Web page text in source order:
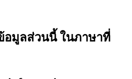
อมูลส่วนนี้ ในภาษาที่